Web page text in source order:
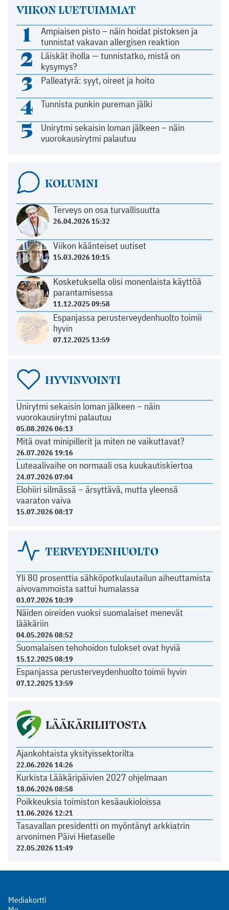
VIIKON LUETUIMMAT
1
Ampiaisen pisto – näin hoidat pistoksen ja
tunnistat vakavan allergisen reaktion
2
Läiskät iholla — tunnistatko, mistä on
kysymys?
3 Palleatyrä: syyt, oireet ja hoito
4 Tunnista punkin pureman jälki
5
Unirytmi sekaisin loman jälkeen – näin
vuorokausirytmi palautuu
KOLUMNI
Terveys on osa turvallisuutta
26.04.2026 15:32
Viikon käänteiset uutiset
15.03.2026 10:15
Kosketuksella olisi monenlaista käyttöä
parantamisessa
11.12.2025 09:58
Espanjassa perusterveydenhuolto toimii
hyvin
07.12.2025 13:59
HYVINVOINTI
Unirytmi sekaisin loman jälkeen – näin
vuorokausirytmi palautuu
05.08.2026 06:13
Mitä ovat minipillerit ja miten ne vaikuttavat?
26.07.2026 19:16
Luteaalivaihe on normaali osa kuukautiskiertoa
24.07.2026 07:04
Elohiiri silmässä – ärsyttävä, mutta yleensä
vaaraton vaiva
15.07.2026 08:17
TERVEYDENHUOLTO
Yli 80 prosenttia sähköpotkulautailun aiheuttamista
aivovammoista sattui humalassa
03.07.2026 10:39
Näiden oireiden vuoksi suomalaiset menevät
lääkäriin
04.05.2026 08:52
Suomalaisen tehohoidon tulokset ovat hyviä
15.12.2025 08:19
Espanjassa perusterveydenhuolto toimii hyvin
07.12.2025 13:59
LÄÄKÄRILIITOSTA
Ajankohtaista yksityissektorilta
22.06.2026 14:26
Kurkista Lääkäripäivien 2027 ohjelmaan
18.06.2026 08:58
Poikkeuksia toimiston kesäaukioloissa
11.06.2026 12:21
Tasavallan presidentti on myöntänyt arkkiatrin
arvonimen Päivi Hietaselle
22.05.2026 11:49
Mediakortti